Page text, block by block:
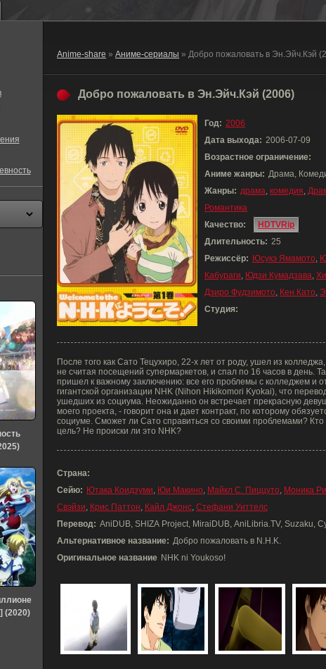
Anime-share » Аниме-сериалы » Добро пожаловать в Эн.Эйч.Кэй
Добро пожаловать в Эн.Эйч.Кэй (2006)
Год: 2006
Дата выхода: 2006-07-09
Возрастное ограничение:
Аниме жанры: Драма,
Жанры: драма, комедия,
Романтика
Качество:
HDTVRip
Длительность: 25
Режиссёр: Юсукэ Ямамото,
Кабураги, Юдзи Кумадзава,
Дзиро Фудзимото, Кен Като,
Студия:
После того как Сато Тецухиро, 22-х лет от роду, ушел из
не считая посещений супермаркетов, и спал по 16 часов в день.
пришел к важному заключению: все его проблемы с колледжем и
гигантской организации NHK (Nihon Hikikomori Kyokai), что
ушедших из социума. Неожиданно он встречает прекрасную
моего проекта, - говорит она и дает контракт, по которому
социуме. Сможет ли Сато справиться со своими проблемами? Кто
цель? Не происки ли это NHK?
Страна:
Сейю: Ютака Коидзуми, Юи Макино, Майкл С. Пиццуто, Моника
Свэйзи, Крис Паттон, Кайл Джонс, Стефани Уиттелс
Перевод: AniDUB, SHIZA Project, MiraiDUB, AniLibria.TV, Suzaku,
Альтернативное название: Добро пожаловать в N.H.K.
Оригинальное название NHK ni Youkoso!
(2020)